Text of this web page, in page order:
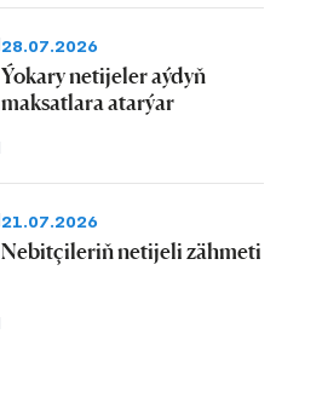
28.07.2026
Ýokary netijeler aýdyň
maksatlara atarýar
21.07.2026
Nebitçileriň netijeli zähmeti